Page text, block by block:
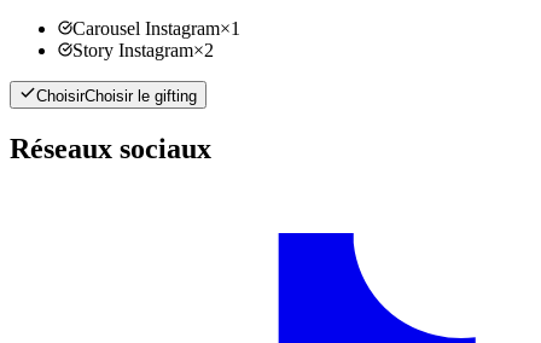
Carousel Instagram×1
Story Instagram×2
ChoisirChoisir le gifting
Réseaux sociaux